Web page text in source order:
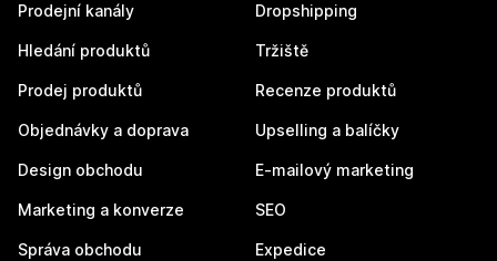
Prodejní kanály
Hledání produktů
Prodej produktů
Objednávky a doprava
Design obchodu
Marketing a konverze
Správa obchodu
Dropshipping
Tržiště
Recenze produktů
Upselling a balíčky
E-mailový marketing
SEO
Expedice